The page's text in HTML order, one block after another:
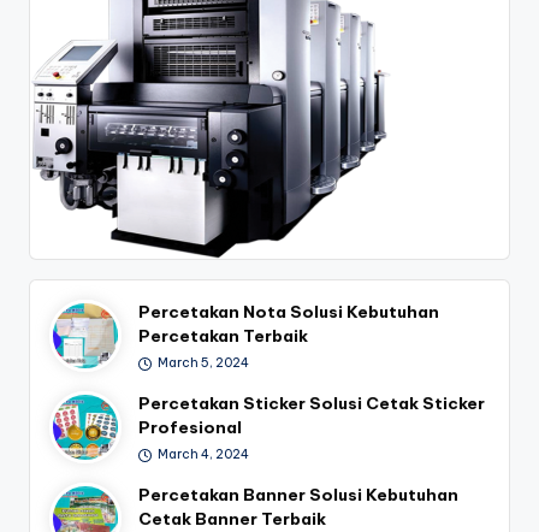
Percetakan Nota Solusi Kebutuhan
Percetakan Terbaik
March 5, 2024
Percetakan Sticker Solusi Cetak Sticker
Profesional
March 4, 2024
Percetakan Banner Solusi Kebutuhan
Cetak Banner Terbaik